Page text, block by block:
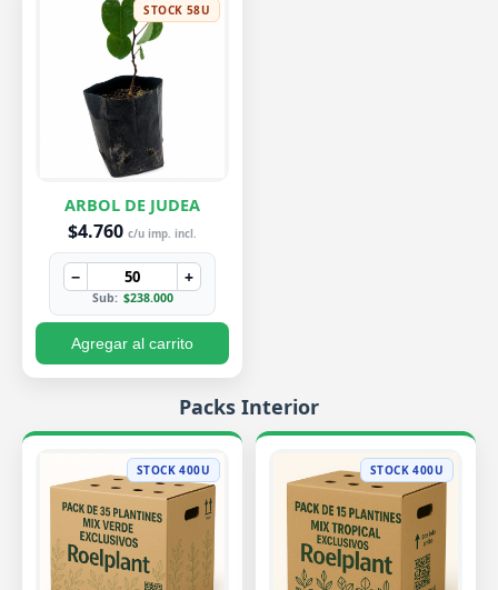
STOCK 58U
ARBOL DE JUDEA
$4.760 c/u imp. incl.
− +
Sub: $238.000
Agregar al carrito
Packs Interior
STOCK 400U STOCK 400U